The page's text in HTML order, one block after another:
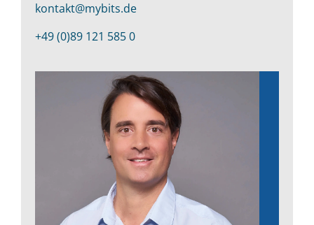
kontakt@mybits.de
+49 (0)89 121 585 0